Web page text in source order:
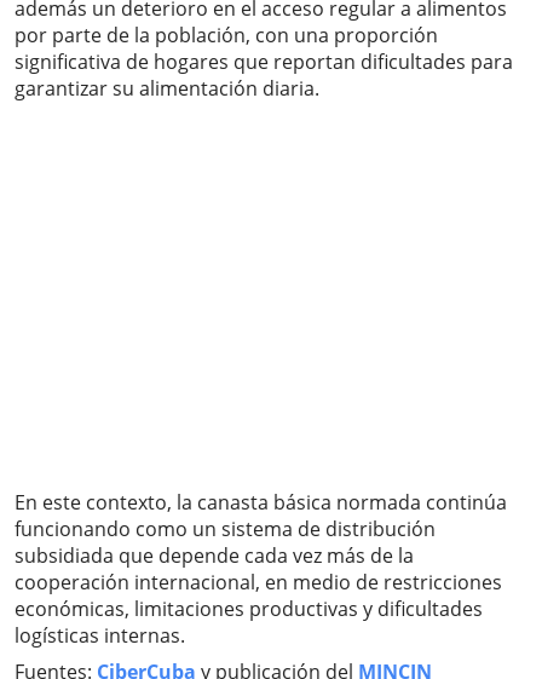
además un deterioro en el acceso regular a alimentos
por parte de la población, con una proporción
significativa de hogares que reportan dificultades para
garantizar su alimentación diaria.
En este contexto, la canasta básica normada continúa
funcionando como un sistema de distribución
subsidiada que depende cada vez más de la
cooperación internacional, en medio de restricciones
económicas, limitaciones productivas y dificultades
logísticas internas.
Fuentes: CiberCuba y publicación del MINCIN